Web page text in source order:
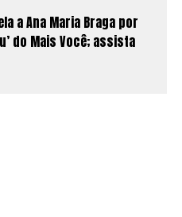
a Ana Maria Braga por
do Mais Você; assista